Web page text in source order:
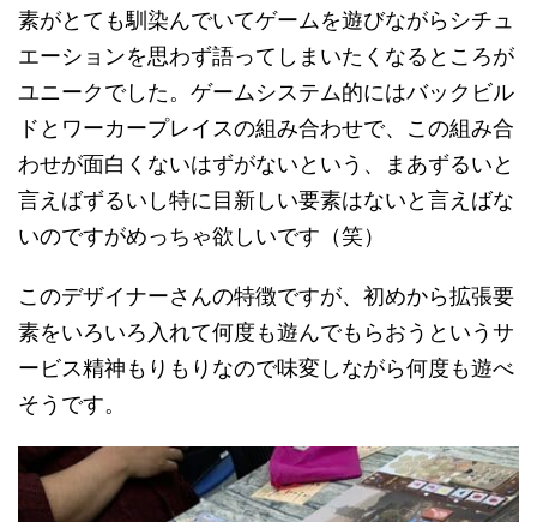
素がとても馴染んでいてゲームを遊びながらシチュ
エーションを思わず語ってしまいたくなるところが
ユニークでした。ゲームシステム的にはバックビル
ドとワーカープレイスの組み合わせで、この組み合
わせが面白くないはずがないという、まあずるいと
言えばずるいし特に目新しい要素はないと言えばな
いのですがめっちゃ欲しいです（笑）
このデザイナーさんの特徴ですが、初めから拡張要
素をいろいろ入れて何度も遊んでもらおうというサ
ービス精神もりもりなので味変しながら何度も遊べ
そうです。